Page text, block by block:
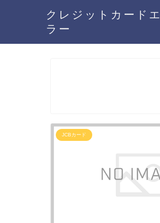
クレジットカードエ
ラー
JCBカード